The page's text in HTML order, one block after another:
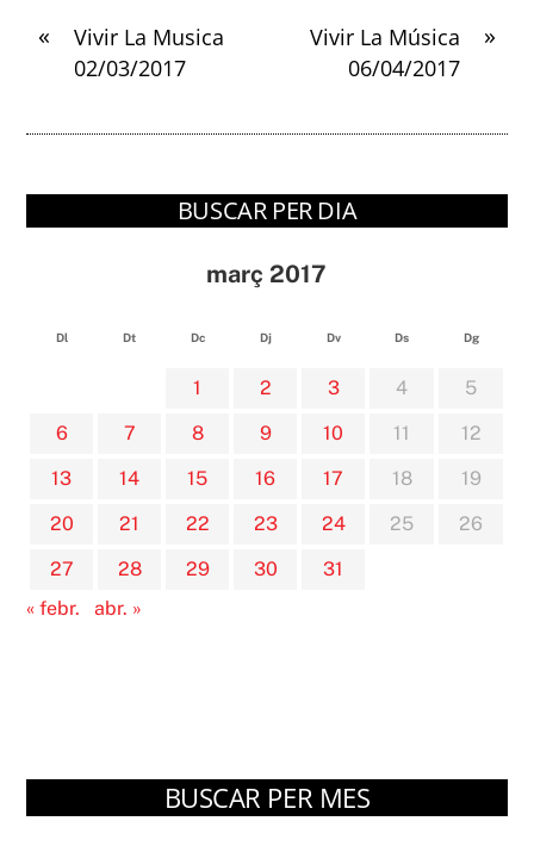
«
Vivir La Musica
02/03/2017
»
Vivir La Música
06/04/2017
BUSCAR PER DIA
març 2017
Dl Dt Dc Dj Dv Ds Dg
1 2 3 4
5
6
7 8 9 10 11
12
13
14 15 16 17 18
19
20
21 22 23 24 25
26
27
28 29 30
31
« febr.
abr. »
BUSCAR PER MES